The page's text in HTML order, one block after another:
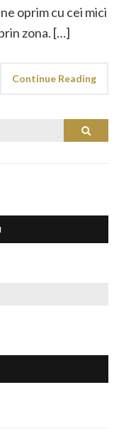
oprim cu cei mici
zona. […]
Continue Reading
Search